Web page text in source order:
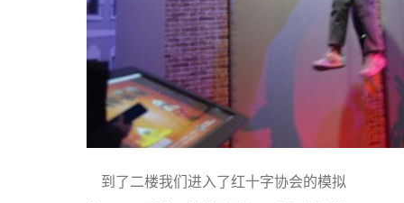
到了二楼我们进入了红十字协会的模拟